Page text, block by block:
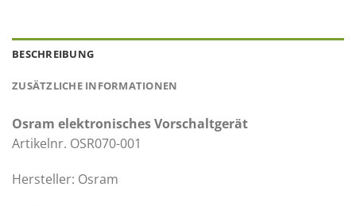
BESCHREIBUNG
ZUSÄTZLICHE INFORMATIONEN
Osram elektronisches Vorschaltgerät
Artikelnr. OSR070-001
Hersteller: Osram